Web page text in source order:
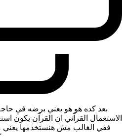
بعد كده هو هو يعني برضه في حاجة
الاستعمال القرآني ان القرآن يكون
ففي الغالب مش هنستخدمها يعني